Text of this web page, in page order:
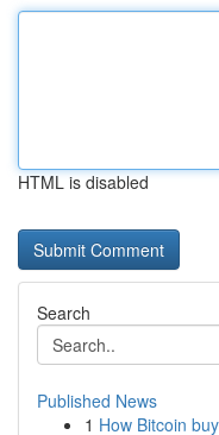
HTML is disabled
Search
Published News
1 How Bitcoin